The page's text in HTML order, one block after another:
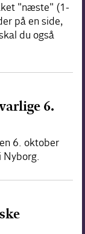
"næste" (1-
på en side,
du også
6.
6. oktober
Nyborg.